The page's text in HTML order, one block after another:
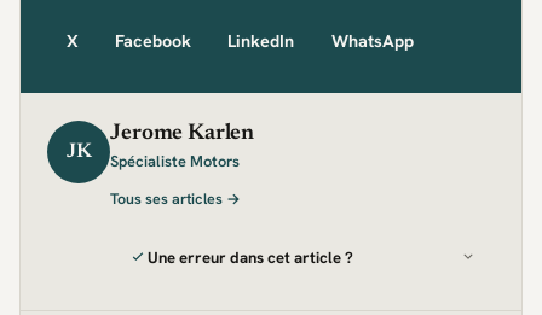
X Facebook LinkedIn WhatsApp
JK
Jerome Karlen
Spécialiste Motors
Tous ses articles →
Une erreur dans cet article ?